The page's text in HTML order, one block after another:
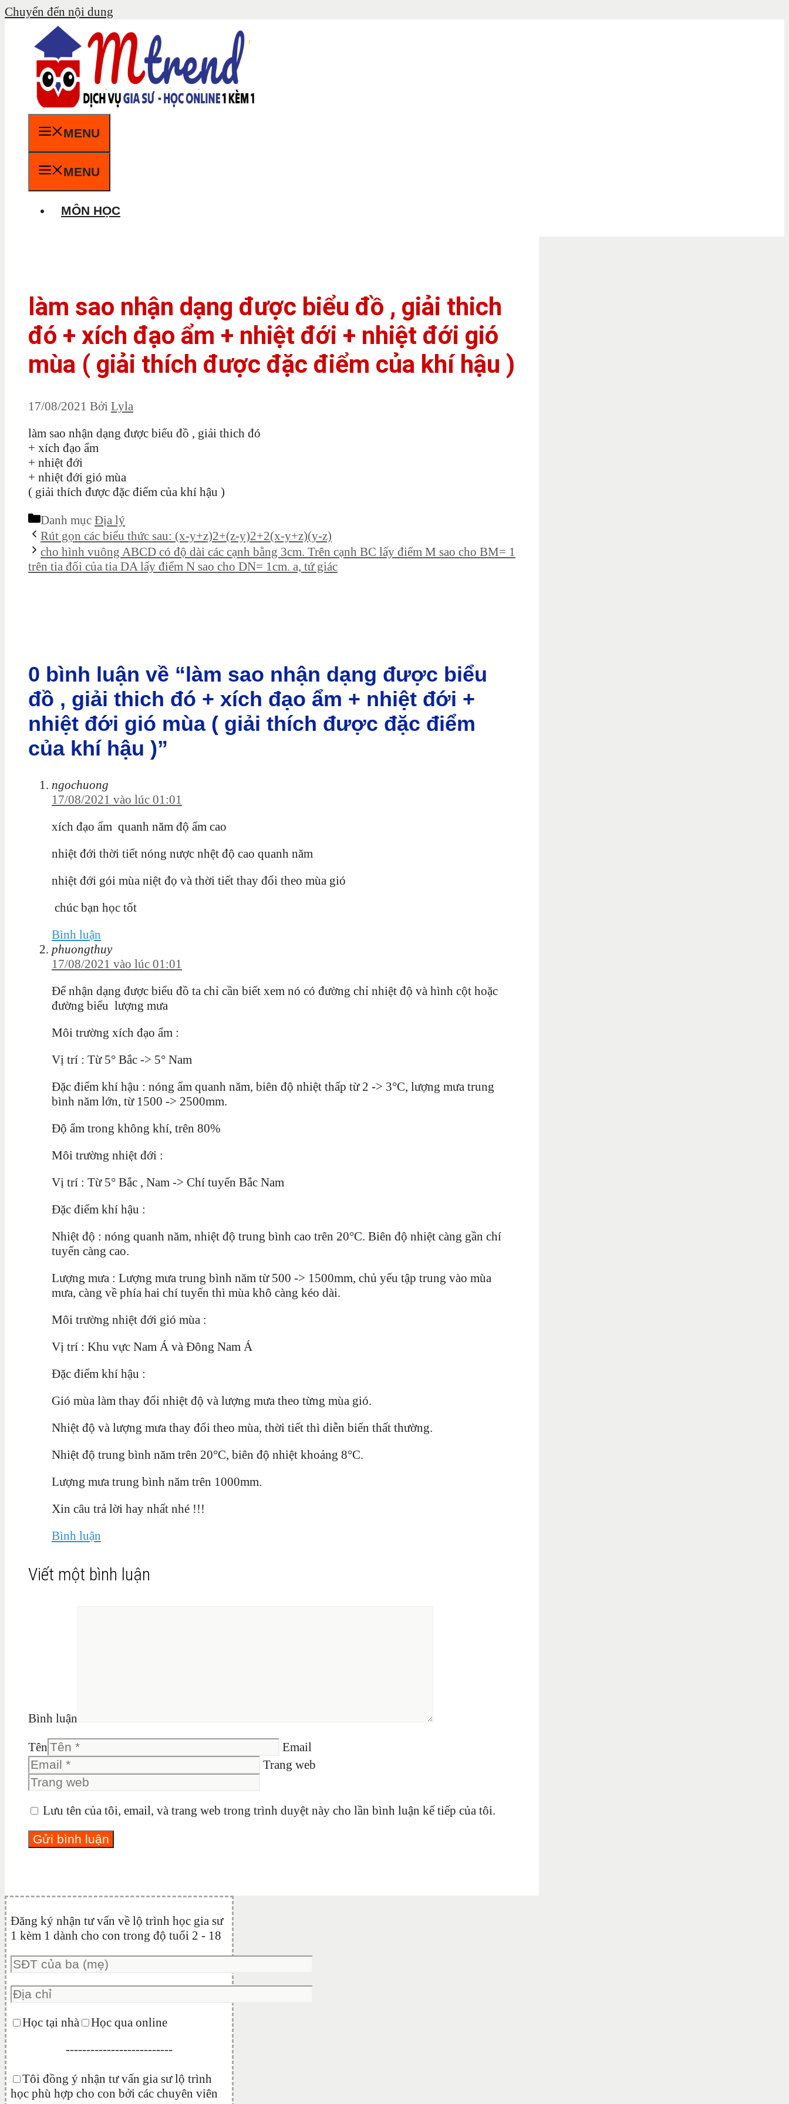
Chuyển đến nội dung
MENU
MENU
MÔN HỌC
làm sao nhận dạng được biểu đồ , giải thich
đó + xích đạo ẩm + nhiệt đới + nhiệt đới gió
mùa ( giải thích được đặc điểm của khí hậu )
17/08/2021 Bởi Lyla
làm sao nhận dạng được biểu đồ , giải thich đó
+ xích đạo ẩm
+ nhiệt đới
+ nhiệt đới gió mùa
( giải thích được đặc điểm của khí hậu )
Danh mục Địa lý
Rút gọn các biểu thức sau: (x-y+z)2+(z-y)2+2(x-y+z)(y-z)
cho hình vuông ABCD có độ dài các cạnh bằng 3cm. Trên cạnh BC lấy điểm M sao cho BM= 1
trên tia đối của tia DA lấy điểm N sao cho DN= 1cm. a, tứ giác
0 bình luận về “làm sao nhận dạng được biểu
đồ , giải thich đó + xích đạo ẩm + nhiệt đới +
nhiệt đới gió mùa ( giải thích được đặc điểm
của khí hậu )”
ngochuong
17/08/2021 vào lúc 01:01
xích đạo ẩm quanh năm độ ẩm cao
nhiệt đới thời tiết nóng nược nhệt độ cao quanh năm
nhiệt đới gói mùa niệt đọ và thời tiết thay đổi theo mùa gió
chúc bạn học tốt
Bình luận
phuongthuy
17/08/2021 vào lúc 01:01
Để nhận dạng được biểu đồ ta chỉ cần biết xem nó có đường chỉ nhiệt độ và hình cột hoặc
đường biểu lượng mưa
Môi trường xích đạo ẩm :
Vị trí : Từ 5° Bắc -> 5° Nam
Đặc điểm khí hậu : nóng ẩm quanh năm, biên độ nhiệt thấp từ 2 -> 3°C, lượng mưa trung
bình năm lớn, từ 1500 -> 2500mm.
Độ ẩm trong không khí, trên 80%
Môi trường nhiệt đới :
Vị trí : Từ 5° Bắc , Nam -> Chí tuyến Bắc Nam
Đặc điểm khí hậu :
Nhiệt độ : nóng quanh năm, nhiệt độ trung bình cao trên 20°C. Biên độ nhiệt càng gần chí
tuyến càng cao.
Lượng mưa : Lượng mưa trung bình năm từ 500 -> 1500mm, chủ yếu tập trung vào mùa
mưa, càng về phía hai chí tuyến thì mùa khô càng kéo dài.
Môi trường nhiệt đới gió mùa :
Vị trí : Khu vực Nam Á và Đông Nam Á
Đặc điểm khí hậu :
Gió mùa làm thay đổi nhiệt độ và lượng mưa theo từng mùa gió.
Nhiệt độ và lượng mưa thay đổi theo mùa, thời tiết thì diễn biến thất thường.
Nhiệt độ trung bình năm trên 20°C, biên độ nhiệt khoảng 8°C.
Lượng mưa trung bình năm trên 1000mm.
Xin câu trả lời hay nhất nhé !!!
Bình luận
Viết một bình luận
Bình luận
Tên
Email
Trang web
Lưu tên của tôi, email, và trang web trong trình duyệt này cho lần bình luận kế tiếp của tôi.
Đăng ký nhận tư vấn về lộ trình học gia sư
1 kèm 1 dành cho con trong độ tuổi 2 - 18
Học tại nhà
Học qua online
--------------------------
Tôi đồng ý nhận tư vấn gia sư lộ trình
học phù hợp cho con bởi các chuyên viên